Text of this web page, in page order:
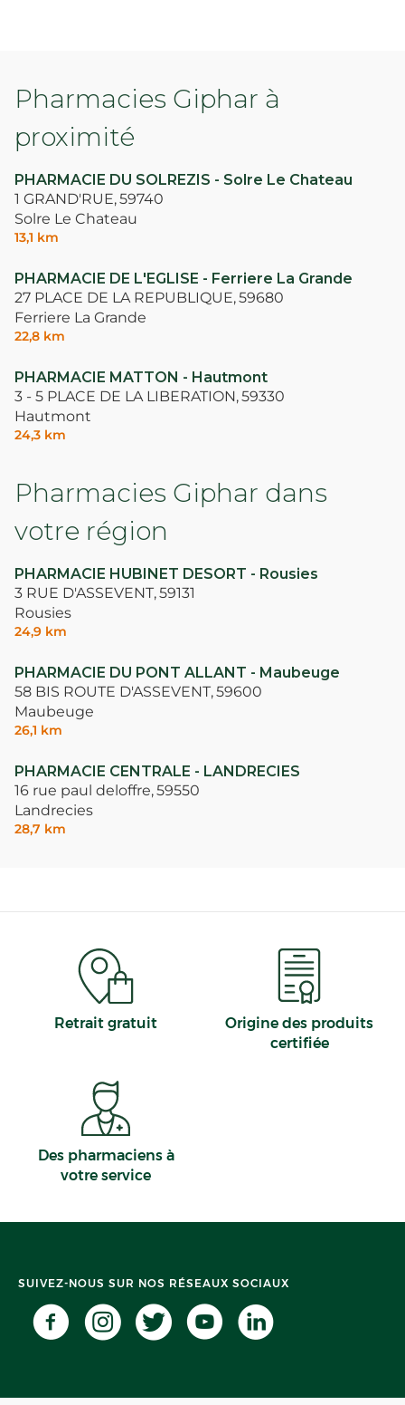
Pharmacies Giphar à
proximité
PHARMACIE DU SOLREZIS - Solre Le Chateau
1 GRAND'RUE,59740
Solre Le Chateau
13,1 km
PHARMACIE DE L'EGLISE - Ferriere La Grande
27 PLACE DE LA REPUBLIQUE,59680
Ferriere La Grande
22,8 km
PHARMACIE MATTON - Hautmont
3 - 5 PLACE DE LA LIBERATION,59330
Hautmont
24,3 km
Pharmacies Giphar dans
votre région
PHARMACIE HUBINET DESORT - Rousies
3 RUE D'ASSEVENT,59131
Rousies
24,9 km
PHARMACIE DU PONT ALLANT - Maubeuge
58 BIS ROUTE D'ASSEVENT,59600
Maubeuge
26,1 km
PHARMACIE CENTRALE - LANDRECIES
16 rue paul deloffre,59550
Landrecies
28,7 km
Retrait gratuit
Origine des produits
certifiée
Des pharmaciens à
votre service
SUIVEZ-NOUS SUR NOS RÉSEAUX SOCIAUX